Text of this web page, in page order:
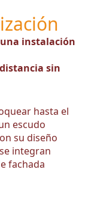
instalación
sin
hasta el
escudo
su diseño
integran
fachada